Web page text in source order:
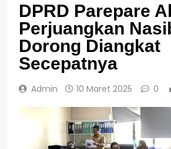
DPRD Parepare
Perjuangkan
Dorong Diangkat
Secepatnya
Admin 10 Maret 2025 0